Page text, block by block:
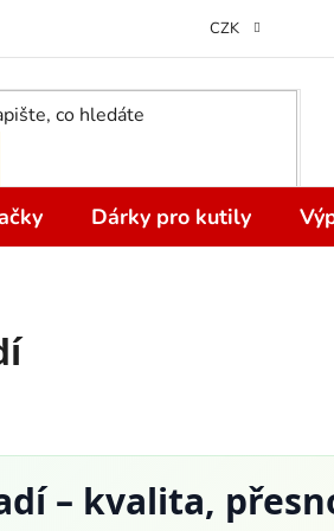
Odstoupení od kupní smlouvy do 14 dní
CZK
Dárky pro kutily
– kvalita,